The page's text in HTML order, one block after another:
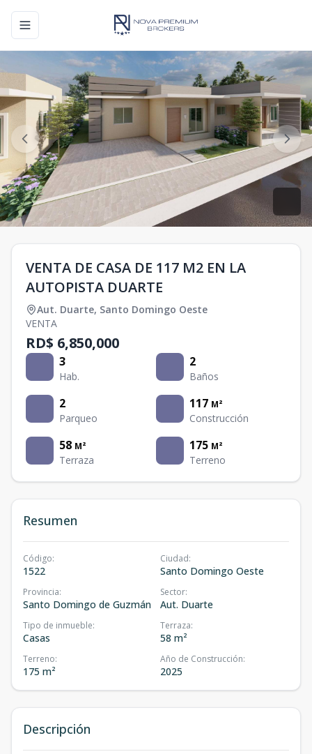
Toggle navigation menu
VENTA DE CASA DE 117 M2 EN LA
AUTOPISTA DUARTE
Aut. Duarte, Santo Domingo Oeste
VENTA
RD$ 6,850,000
3
Hab.
2
Baños
2
Parqueo
117 M²
Construcción
58 M²
Terraza
175 M²
Terreno
Resumen
Código:
1522
Ciudad:
Santo Domingo Oeste
Provincia:
Santo Domingo de Guzmán
Sector:
Aut. Duarte
Tipo de inmueble:
Casas
Terraza:
58 m²
Terreno:
175 m²
Año de Construcción:
2025
Descripción